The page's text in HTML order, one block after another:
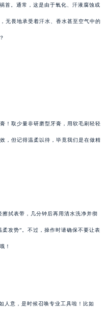
首。通常，这是由于氧化、汗液腐蚀或
无畏地承受着汗水、香水甚至空气中的
！取少量非研磨型牙膏，用软毛刷轻轻
，但记得温柔以待，毕竟我们是在做精
拭表带，几分钟后再用清水洗净并彻
攻势”。不过，操作时请确保不要让表
！
人意，是时候召唤专业工具啦！比如